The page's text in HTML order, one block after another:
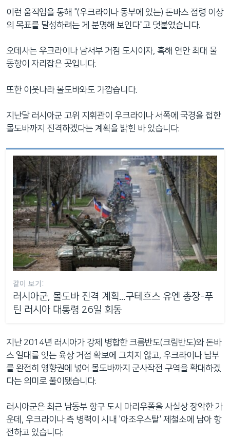
이런 움직임을 통해 "(우크라이나 동부에 있는) 돈바스 점령 이상
의 목표를 달성하려는 게 분명해 보인다"고 덧붙였습니다.
오데사는 우크라이나 남서부 거점 도시이자, 흑해 연안 최대 물
동항이 자리잡은 곳입니다.
또한 이웃나라 몰도바와도 가깝습니다.
지난달 러시아군 고위 지휘관이 우크라이나 서쪽에 국경을 접한
몰도바까지 진격하겠다는 계획을 밝힌 바 있습니다.
같이 보기:
러시아군, 몰도바 진격 계획...구테흐스 유엔 총장-푸
틴 러시아 대통령 26일 회동
지난 2014년 러시아가 강제 병합한 크름반도(크림반도)와 돈바
스 일대를 잇는 육상 거점 확보에 그치지 않고, 우크라이나 남부
를 완전히 영향권에 넣어 몰도바까지 군사작전 구역을 확대하겠
다는 의미로 풀이됐습니다.
러시아군은 최근 남동부 항구 도시 마리우폴을 사실상 장악한 가
운데, 우크라이나 측 병력이 시내 '아조우스탈' 제철소에 남아 항
전하고 있습니다.